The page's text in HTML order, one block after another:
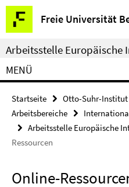
Springe
direkt
zu
Inhalt
Freie Universität
Service-
Navigation
Arbeitsstelle Europäische
MENÜ
Startseite
Otto-Suhr-
Arbeitsbereiche
Arbeitsstelle Europäische
Ressourcen
Online-